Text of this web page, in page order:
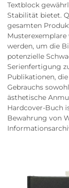
Textblock
Stabilität bietet.
gesamten
werden, um die
potenzielle
Serienfertigung
Publikationen,
Gebrauchs
ästhetische
Hardcover-Buch
Bewahrung von